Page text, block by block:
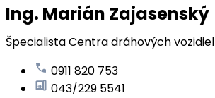
Ing. Marián Zajasenský
Špecialista Centra dráhových vozidiel
0911 820 753
043/229 5541